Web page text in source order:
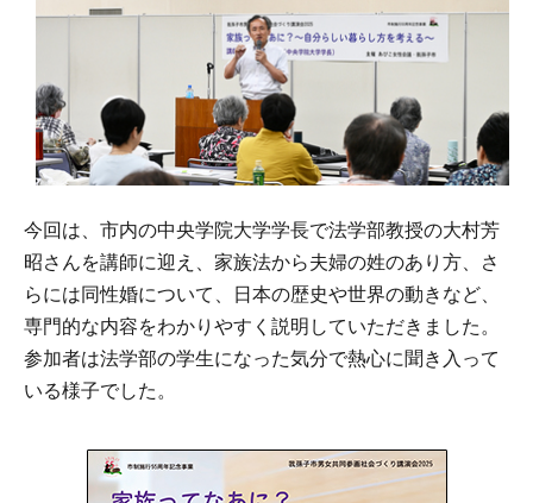
今回は、市内の中央学院大学学長で法学部教授の大村芳
昭さんを講師に迎え、家族法から夫婦の姓のあり方、さ
らには同性婚について、日本の歴史や世界の動きなど、
専門的な内容をわかりやすく説明していただきました。
参加者は法学部の学生になった気分で熱心に聞き入って
いる様子でした。